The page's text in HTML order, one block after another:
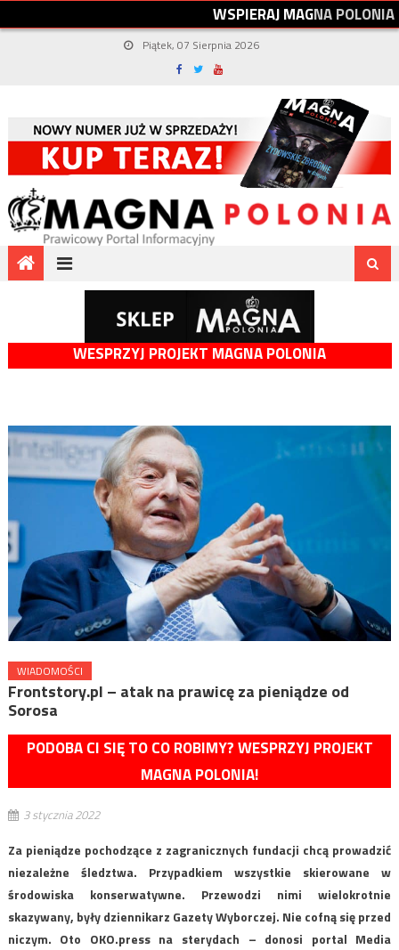
WSPIERAJMAGNAPOLONIA
Piątek, 07 Sierpnia 2026
WESPRZYJ PROJEKT MAGNA POLONIA
WIADOMOŚCI
Frontstory.pl – atak na prawicę za pieniądze od
Sorosa
PODOBA CI SIĘ TO CO ROBIMY? WESPRZYJ PROJEKT
MAGNA POLONIA!
3 stycznia 2022
Za pieniądze pochodzące z zagranicznych fundacji chcą prowadzić
niezależne śledztwa. Przypadkiem wszystkie skierowane w
środowiska konserwatywne. Przewodzi nimi wielokrotnie
skazywany, były dziennikarz Gazety Wyborczej. Nie cofną się przed
niczym. Oto OKO.press na sterydach – donosi portal Media